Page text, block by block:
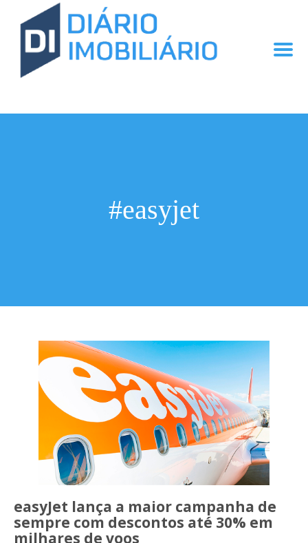
#easyjet
easyJet lança a maior campanha de
sempre com descontos até 30% em
milhares de voos